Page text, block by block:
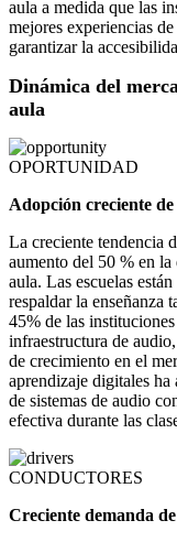
aula a medida que las
mejores experiencias
garantizar la
Dinámica del
aula
OPORTUNIDAD
Adopción creciente
La creciente tendencia
aumento del 50 % en la
aula. Las escuelas
respaldar la enseñanza
45% de las
infraestructura de
de crecimiento en el
aprendizaje digitales ha
de sistemas de audio
efectiva durante las
CONDUCTORES
Creciente demanda